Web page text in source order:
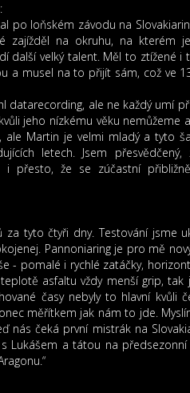
:
po loňském závodu na
zajížděl na okruhu, na kterém
další velký talent. Měl to ztížené i
a musel na to přijít sám, což ve
ale ne každý umí
jeho nízkému věku nemůžeme
ale Martin je velmi mladý a tyto
letech. Jsem přesvědčený,
i přesto, že se zúčastní
tyto čtyři dny. Testování jsme
Pannoniaring je pro mě
- pomalé i rychlé zatáčky,
asfaltu vždy menší grip, tak
časy nebyly to hlavní kvůli
měřítkem jak nám to jde.
nás čeká první mistrák na
Lukášem a tátou na předsezonní